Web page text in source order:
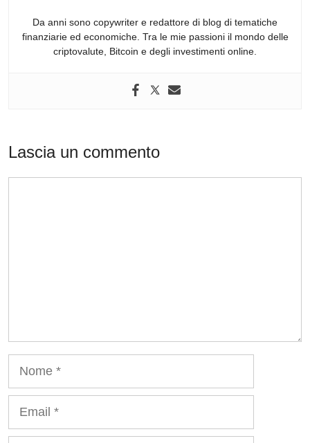
Da anni sono copywriter e redattore di blog di tematiche
finanziarie ed economiche. Tra le mie passioni il mondo delle
criptovalute, Bitcoin e degli investimenti online.
Lascia un commento